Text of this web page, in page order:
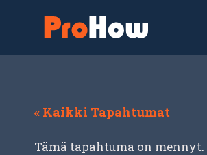
sisältöön
« Kaikki Tapahtumat
Tämä tapahtuma on mennyt.